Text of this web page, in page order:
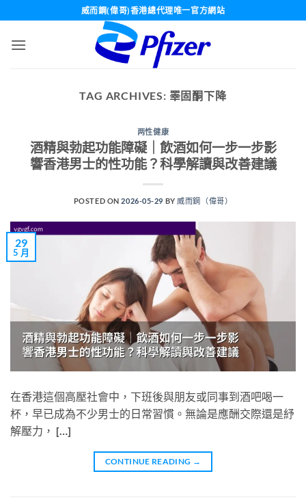
content
威而鋼(偉哥)香港總代理唯一官方網站
TAG ARCHIVES: 睪固酮下降
两性健康
酒精與勃起功能障礙｜飲酒如何一步一步影
響香港男士的性功能？科學解讀與改善建議
POSTED ON2026-05-29 BY 威而鋼（偉哥）
29
5 月
在香港這個高壓社會中，下班後與朋友或同事到酒吧喝一
杯，早已成為不少男士的日常習慣。無論是應酬交際還是紓
解壓力， […]
CONTINUE READING →